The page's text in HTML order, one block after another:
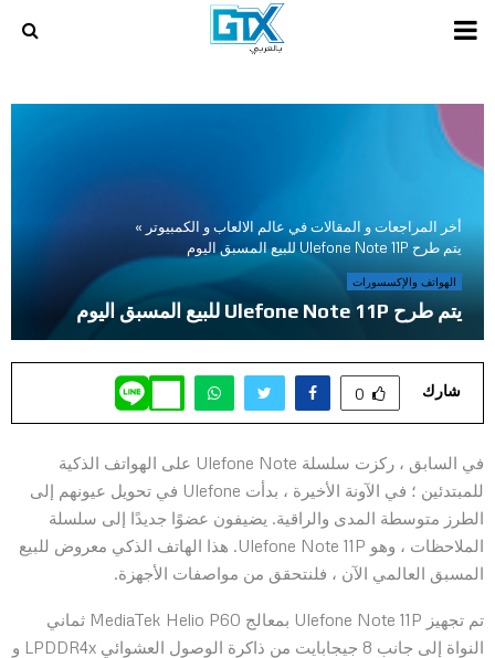
PRIMARY
أخر المراجعات و المقالات في عالم الالعاب و الكمبيوتر »
يتم طرح Ulefone Note 11P للبيع المسبق اليوم
الهواتف والإكسسورات
يتم طرح Ulefone Note 11P للبيع المسبق اليوم
شارك 0
في السابق ، ركزت سلسلة Ulefone Note على الهواتف الذكية
للمبتدئين ؛ في الآونة الأخيرة ، بدأت Ulefone في تحويل عيونهم إلى
الطرز متوسطة المدى والراقية. يضيفون عضوًا جديدًا إلى سلسلة
الملاحظات ، وهو Ulefone Note 11P. هذا الهاتف الذكي معروض للبيع
المسبق العالمي الآن ، فلنتحقق من مواصفات الأجهزة.
تم تجهيز Ulefone Note 11P بمعالج MediaTek Helio P60 ثماني
النواة إلى جانب 8 جيجابايت من ذاكرة الوصول العشوائي LPDDR4x و